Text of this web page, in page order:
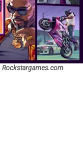
Rockstargames.com